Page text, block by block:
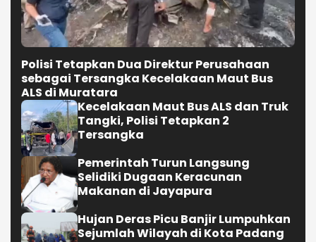
Polisi Tetapkan Dua Direktur Perusahaan
sebagai Tersangka Kecelakaan Maut Bus
ALS di Muratara
Kecelakaan Maut Bus ALS dan Truk
Tangki, Polisi Tetapkan 2
Tersangka
Pemerintah Turun Langsung
Selidiki Dugaan Keracunan
Makanan di Jayapura
Hujan Deras Picu Banjir Lumpuhkan
Sejumlah Wilayah di Kota Padang